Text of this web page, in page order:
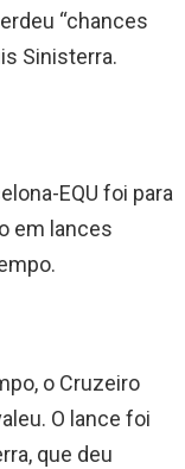
“chances
Sinisterra.
EQU foi para
em lances
o Cruzeiro
O lance foi
que deu